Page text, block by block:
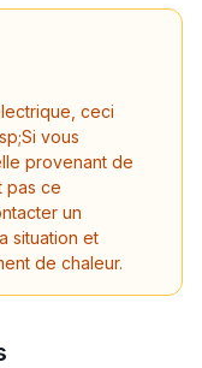
ceci
vous
provenant de
pas ce
un
situation et
de chaleur.